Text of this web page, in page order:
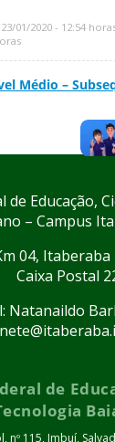
01/2020 - 12:54
Médio –
Educação,
– Campus
04, Itaberaba
Caixa Postal
Natanaildo
de
nº 115, Imbuí,